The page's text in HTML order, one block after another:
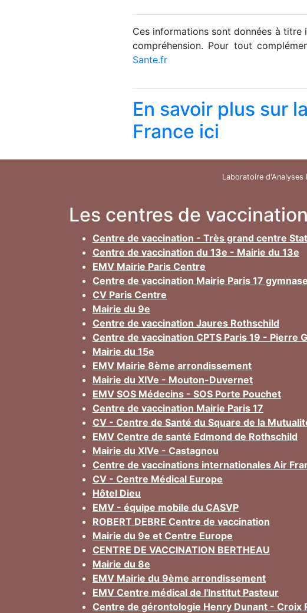
Ces informations sont données à
compréhension. Pour tout
Sante.fr
En savoir plus sur
France ici
Laboratoire
Les centres de
Centre de vaccination - Très grand centre
Centre de vaccination du 13e - Mairie du 13e
EMV Mairie Paris Centre
Centre de vaccination Mairie Paris 17
CV Paris Centre
Mairie du 9e
Centre de vaccination Jaures Rothschild
Centre de vaccination CPTS Paris 19 - Pierre
Mairie du 15e
EMV Mairie 8ème arrondissement
Mairie du XIVe - Mouton-Duvernet
EMV SOS Médecins - SOS Porte Pouchet
Centre de vaccination Mairie Paris 17
CV - Centre de Santé du Square de la
EMV Centre de santé Edmond de Rothschild
Mairie du XIVe - Castagnou
Centre de vaccinations internationales Air
CV - Centre Médical Europe
Hôtel Dieu
EMV - équipe mobile du CASVP
ROBERT DEBRE Centre de vaccination
Mairie du 9e et Centre Europe
CENTRE DE VACCINATION BERTHEAU
Mairie du 8e
EMV Mairie du 9ème arrondissement
EMV Centre médical de l'Institut Pasteur
Centre de gérontologie Henry Dunant - Croix